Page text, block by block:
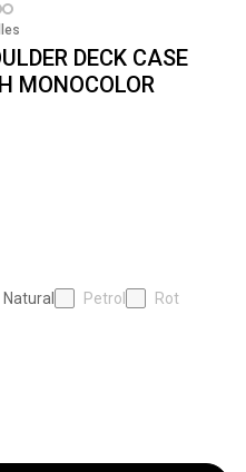
DECK CASE
MONOCOLOR
Natural Petrol
Rot